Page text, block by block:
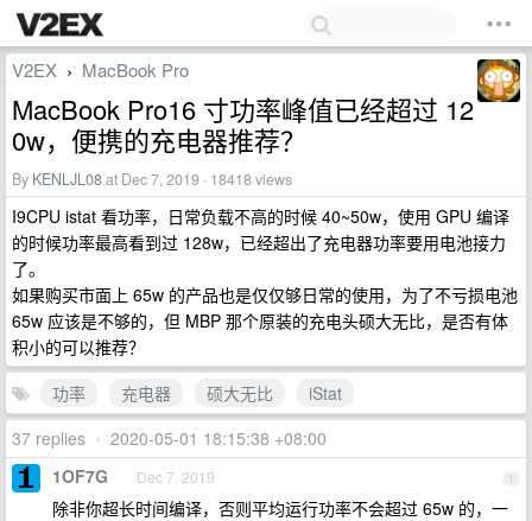
V2EX › MacBook Pro
MacBook Pro16 寸功率峰值已经超过 12
0w，便携的充电器推荐？
By KENLJL08at Dec 7, 2019 · 18418 views
I9CPU istat 看功率，日常负载不高的时候 40~50w，使用 GPU 编译
的时候功率最高看到过 128w，已经超出了充电器功率要用电池接力
了。
如果购买市面上 65w 的产品也是仅仅够日常的使用，为了不亏损电池
65w 应该是不够的，但 MBP 那个原装的充电头硕大无比，是否有体
积小的可以推荐？
功率
充电器 硕大无比
iStat
37 replies • 2020-05-01 18:15:38 +08:00
1
1OF7G Dec 7, 2019
除非你超长时间编译，否则平均运行功率不会超过 65w 的，一